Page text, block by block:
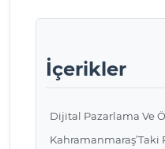
İçerikler
Dijital Pazarlama Ve
Kahramanmaraş’Taki